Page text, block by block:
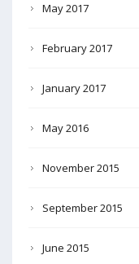
May 2017
February 2017
January 2017
May 2016
November 2015
September 2015
June 2015